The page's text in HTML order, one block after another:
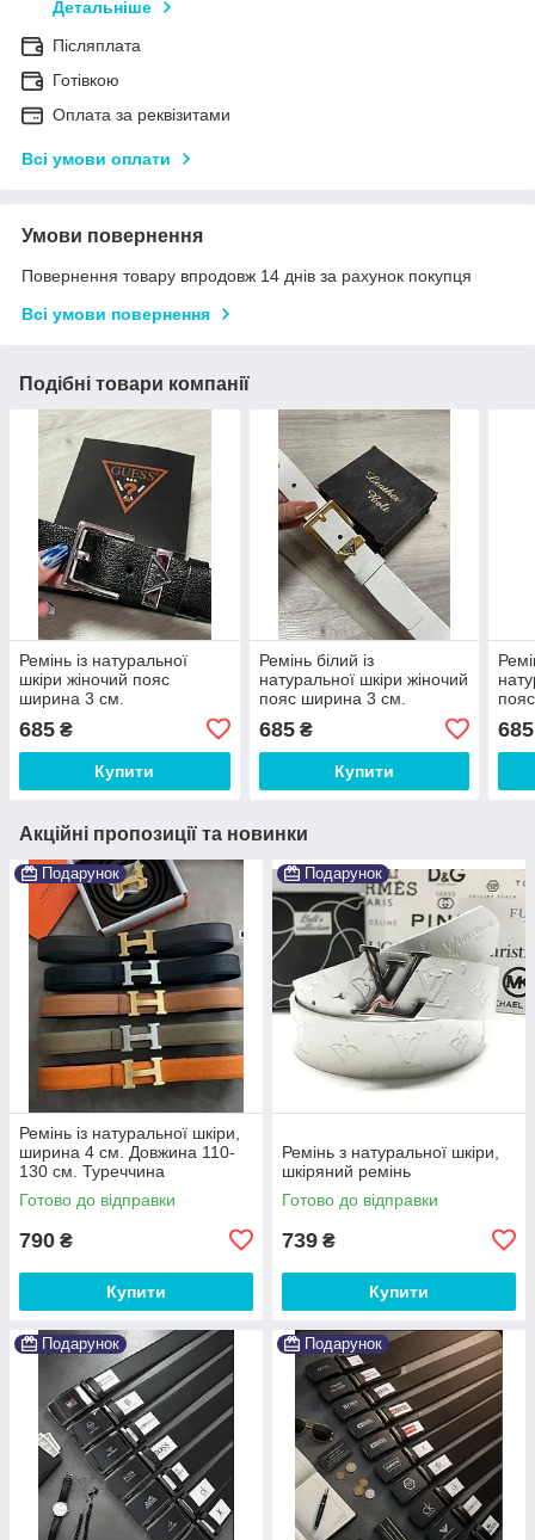
Детальніше
Післяплата
Готівкою
Оплата за реквізитами
Всі умови оплати
Умови повернення
Повернення товару впродовж 14 днів за рахунок покупця
Всі умови повернення
Подібні товари компанії
Ремінь із натуральної
шкіри жіночий пояс
ширина 3 см.
685 ₴
Купити
Ремінь білий із
натуральної шкіри жіночий
пояс ширина 3 см.
685₴
Купити
685
Акційні пропозиції та новинки
Подарунок
Ремінь із натуральної шкіри,
ширина 4 см. Довжина 110-
130 см. Туреччина
Готово до відправки
790 ₴
Купити
Подарунок
Ремінь з натуральної шкіри,
шкіряний ремінь
Готово до відправки
739 ₴
Купити
Подарунок Подарунок